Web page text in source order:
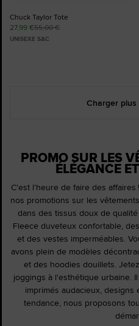
Chuck Taylor Tote
27,99 €55,00 €
UNISEXE SAC
Charger
PROMO SUR LES
ÉLÉGANCE
C'est l'heure de faire des
nos promotions sur les
dans des tissus doux de
Fleece duveteux confortable,
et des vestes imperméables.
avons plein de modèles
et des hoodies douillets.
joggings à l'esthétique urbaine.
imprimés audacieux,
tendance, nous proposons